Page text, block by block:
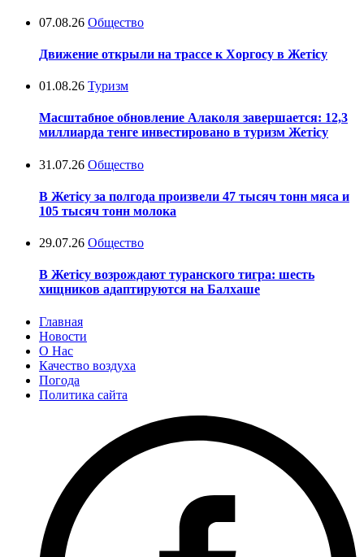
07.08.26 Общество
Движение открыли на трассе к Хоргосу в Жетісу
01.08.26 Туризм
Масштабное обновление Алаколя завершается: 12,3
миллиарда тенге инвестировано в туризм Жетісу
31.07.26 Общество
В Жетісу за полгода произвели 47 тысяч тонн мяса и
105 тысяч тонн молока
29.07.26 Общество
В Жетісу возрождают туранского тигра: шесть
хищников адаптируются на Балхаше
Главная
Новости
О Нас
Качество воздуха
Погода
Политика сайта